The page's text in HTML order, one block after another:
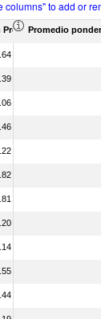
columns" to add or
(%) de
Promedio